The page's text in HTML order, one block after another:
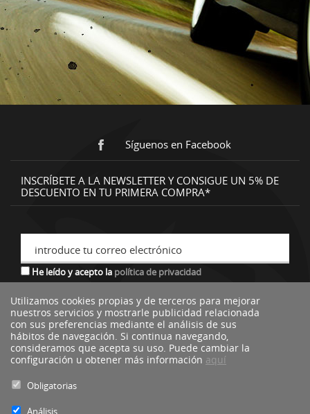
Síguenos en Facebook
INSCRÍBETE A LA NEWSLETTER Y CONSIGUE UN 5% DE
DESCUENTO EN TU PRIMERA COMPRA*
introduce tu correo electrónico
He leído y acepto la política de privacidad
*descuento no acumulable a otras ofertas o promociones.
Utilizamos cookies propias y de terceros para mejorar
nuestros servicios y mostrarle publicidad relacionada
con sus preferencias mediante el análisis de sus
hábitos de navegación. Si continua navegando,
consideramos que acepta su uso. Puede cambiar la
configuración u obtener más información aquí
Obligatorias
Análisis